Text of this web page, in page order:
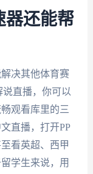
器还能帮
决其他体育赛
直播，你可以
观看库里的三
直播，打开PP
看英超、西甲
学生来说，用